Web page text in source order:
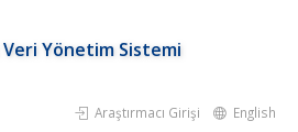
Yönetim Sistemi
Araştırmacı Girişi English